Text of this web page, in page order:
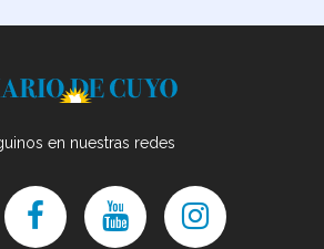
en nuestras redes